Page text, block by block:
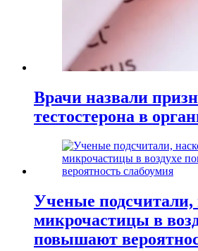
Врачи назвали
тестостерона в
Ученые подсчитали,
микрочастицы в
повышают